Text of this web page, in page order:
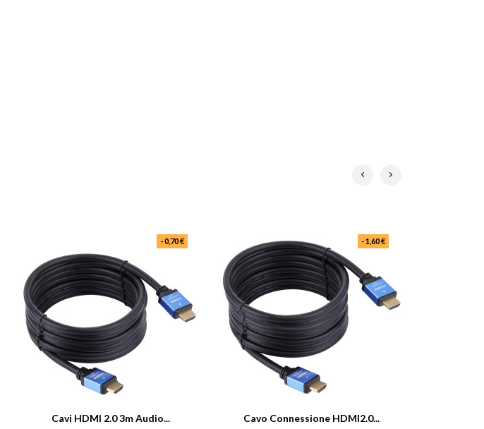
Cavi HDMI 2.0 3m Audio...
- 0,70 €
Cavo Connessione HDMI2.0...
- 1,60 €